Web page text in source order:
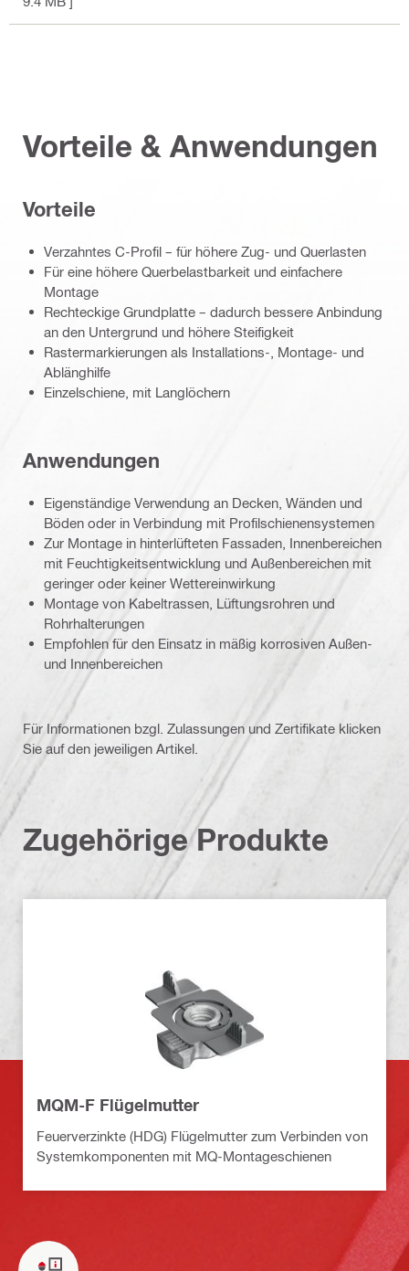
Vorteile & Anwendungen
Vorteile
Verzahntes C-Profil – für höhere Zug- und Querlasten
Für eine höhere Querbelastbarkeit und einfachere
Montage
Rechteckige Grundplatte – dadurch bessere Anbindung
an den Untergrund und höhere Steifigkeit
Rastermarkierungen als Installations-, Montage- und
Ablänghilfe
Einzelschiene, mit Langlöchern
Anwendungen
Eigenständige Verwendung an Decken, Wänden und
Böden oder in Verbindung mit Profilschienensystemen
Zur Montage in hinterlüfteten Fassaden, Innenbereichen
mit Feuchtigkeitsentwicklung und Außenbereichen mit
geringer oder keiner Wettereinwirkung
Montage von Kabeltrassen, Lüftungsrohren und
Rohrhalterungen
Empfohlen für den Einsatz in mäßig korrosiven Außen-
und Innenbereichen
Für Informationen bzgl. Zulassungen und Zertifikate klicken
Sie auf den jeweiligen Artikel.
Zugehörige Produkte
MQM-F Flügelmutter
Feuerverzinkte (HDG) Flügelmutter zum Verbinden von
Systemkomponenten mit MQ-Montageschienen